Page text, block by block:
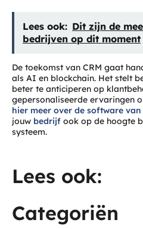
Lees ook: Dit zijn de
bedrijven op dit moment
De toekomst van CRM gaat
als AI en blockchain. Het stelt
beter te anticiperen op
gepersonaliseerde ervaringen
hier meer over de software
jouw bedrijf ook op de hoogte
systeem.
Lees ook:
Categoriën